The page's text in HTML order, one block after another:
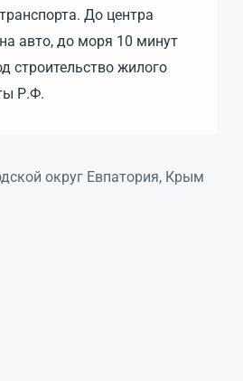
До центра
авто, до моря 10 минут
строительство жилого
Р.Ф.
округ Евпатория, Крым